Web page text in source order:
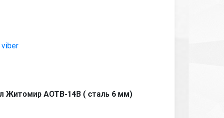
viber
Житомир АОТВ-14В ( сталь 6 мм)